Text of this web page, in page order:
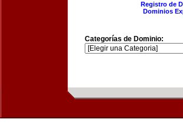
Registro de
Dominios
Categorías de Dominio: